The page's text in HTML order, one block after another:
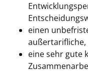
einen
eine sehr gute